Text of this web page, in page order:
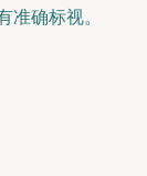
确标视。